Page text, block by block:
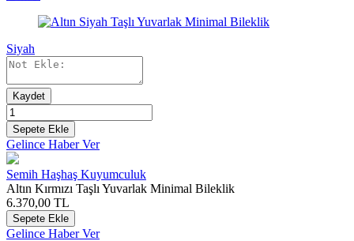
Siyah
Kaydet
Sepete Ekle
Gelince Haber Ver
Semih Haşhaş Kuyumculuk
Altın Kırmızı Taşlı Yuvarlak Minimal Bileklik
6.370,00 TL
Sepete Ekle
Gelince Haber Ver